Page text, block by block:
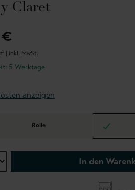
Claret
| inkl. MwSt.
5 Werktage
anzeigen
Rolle
In den